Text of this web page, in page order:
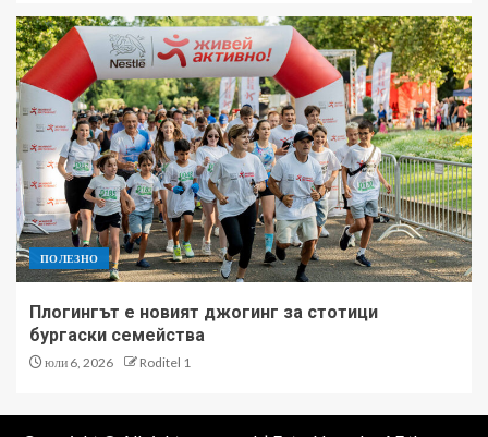
ПОЛЕЗНО
Плогингът е новият джогинг за стотици
бургаски семейства
юли 6, 2026 Roditel 1